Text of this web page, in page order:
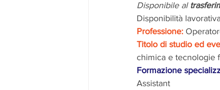
Disponibile al
Disponibilità
Professione:
Titolo di studio ed
chimica e tecnologie
Formazione
Assistant